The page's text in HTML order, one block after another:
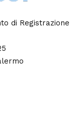
di Registrazione